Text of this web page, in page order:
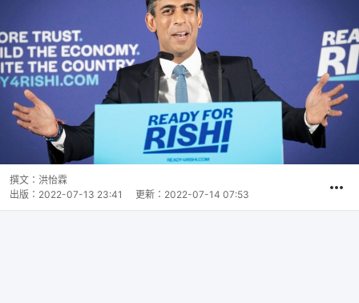
撰文： 洪怡霖
出版： 2022-07-13 23:41 更新： 2022-07-14 07:53